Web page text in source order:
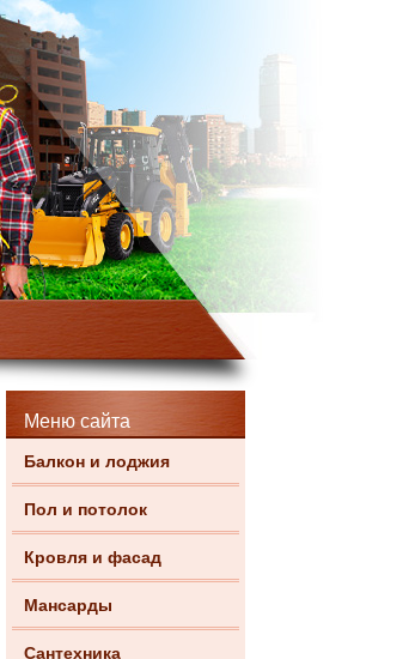
Меню сайта
Балкон и лоджия
Пол и потолок
Кровля и фасад
Мансарды
Сантехника